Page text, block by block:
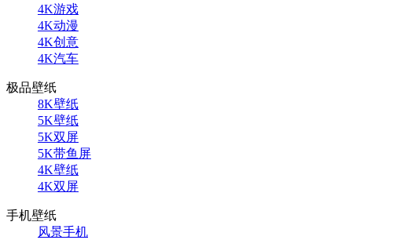
4K游戏
4K动漫
4K创意
4K汽车
极品壁纸
8K壁纸
5K壁纸
5K双屏
5K带鱼屏
4K壁纸
4K双屏
手机壁纸
风景手机